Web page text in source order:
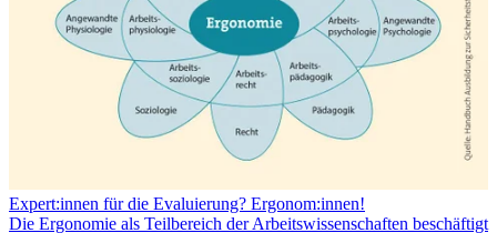
Expert:innen für die Evaluierung? Ergonom:innen!
Die Ergonomie als Teilbereich der Arbeitswissenschaften beschäftigt